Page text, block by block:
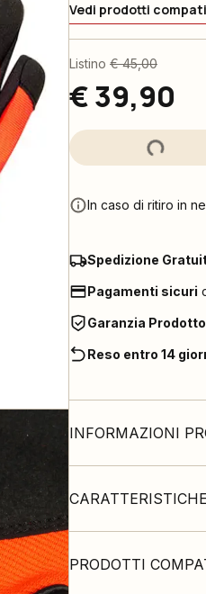
Vedi prodotti
Listino € 45,00
€ 39,90
In caso di ritiro in
Spedizione
Pagamenti sicuri
Garanzia Prodotto
Reso entro 14
INFORMAZIONI
PRODOTTI